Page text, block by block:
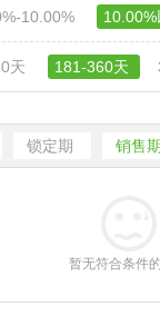
10.00%
天 181-360天
锁定期 销售
暂无符合条件